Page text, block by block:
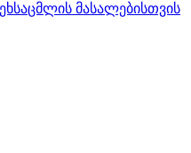
მასალებისთვის